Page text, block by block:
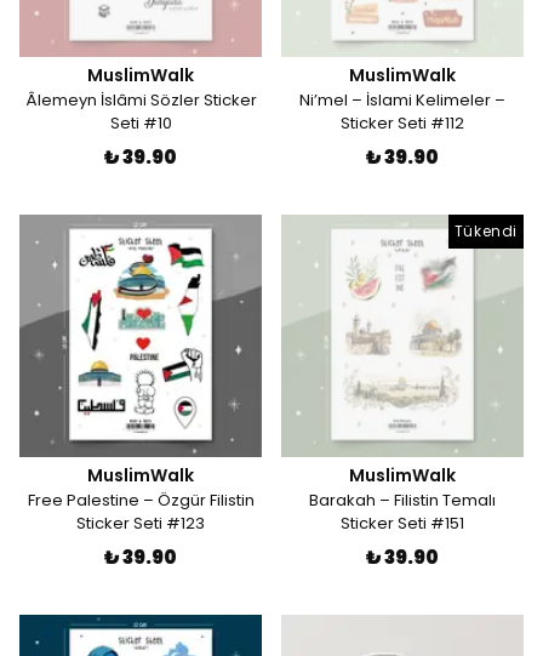
MuslimWalk
Âlemeyn İslâmi Sözler Sticker
Seti #10
₺ 39.90
MuslimWalk
Ni’mel – İslami Kelimeler –
Sticker Seti #112
₺ 39.90
MuslimWalk
Free Palestine – Özgür Filistin
Sticker Seti #123
₺ 39.90
Tükendi
MuslimWalk
Barakah – Filistin Temalı
Sticker Seti #151
₺ 39.90